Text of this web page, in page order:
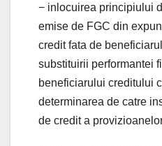
− inlocuirea principiului
emise de FGC din
credit fata de
substituirii performantei
beneficiarului creditului
determinarea de catre
de credit a